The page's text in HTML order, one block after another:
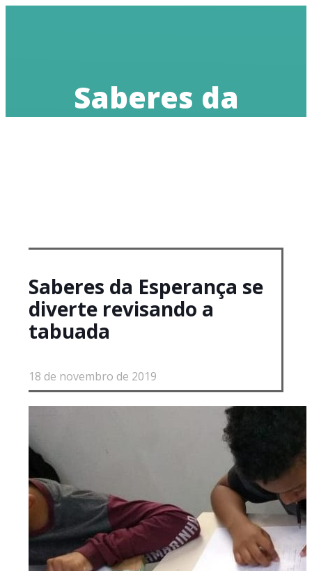
Saberes da
Esperança se
Saberes da Esperança se
diverte revisando a
tabuada
18 de novembro de 2019